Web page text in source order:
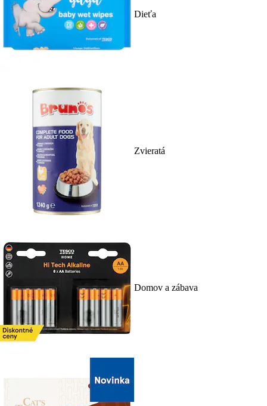
Dieťa
Zvieratá
Domov a zábava